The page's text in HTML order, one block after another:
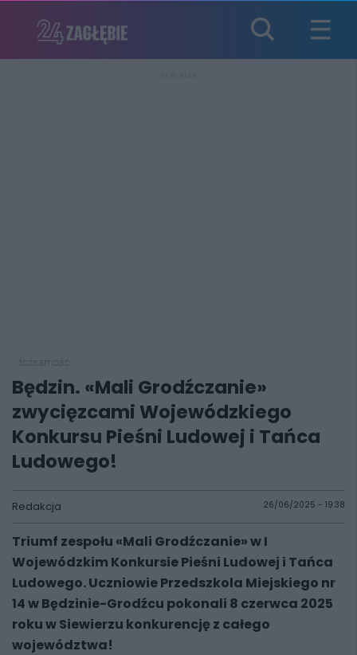
Będzin. «Mali Grodźczanie»
zwycięzcami Wojewódzkiego
Konkursu Pieśni Ludowej i Tańca
Ludowego!
Redakcja 26/06/2025 - 19:38
Triumf zespołu «Mali Grodźczanie» w I
Wojewódzkim Konkursie Pieśni Ludowej i Tańca
Ludowego. Uczniowie Przedszkola Miejskiego nr
14 w Będzinie-Grodźcu pokonali 8 czerwca 2025
roku w Siewierzu konkurencję z całego
województwa!